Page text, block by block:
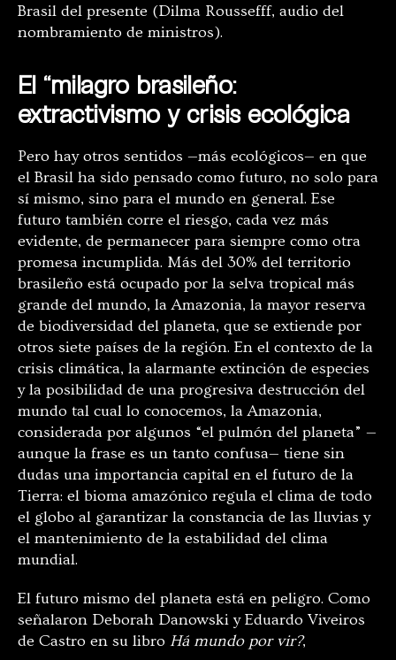
Brasil del presente (Dilma Roussefff, audio del
nombramiento de ministros).
El “milagro brasileño:
extractivismo y crisis ecológica
Pero hay otros sentidos —más ecológicos— en que
el Brasil ha sido pensado como futuro, no solo para
sí mismo, sino para el mundo en general. Ese
futuro también corre el riesgo, cada vez más
evidente, de permanecer para siempre como otra
promesa incumplida. Más del 30% del territorio
brasileño está ocupado por la selva tropical más
grande del mundo, la Amazonia, la mayor reserva
de biodiversidad del planeta, que se extiende por
otros siete países de la región. En el contexto de la
crisis climática, la alarmante extinción de especies
y la posibilidad de una progresiva destrucción del
mundo tal cual lo conocemos, la Amazonia,
considerada por algunos “el pulmón del planeta” —
aunque la frase es un tanto confusa— tiene sin
dudas una importancia capital en el futuro de la
Tierra: el bioma amazónico regula el clima de todo
el globo al garantizar la constancia de las lluvias y
el mantenimiento de la estabilidad del clima
mundial.
El futuro mismo del planeta está en peligro. Como
señalaron Deborah Danowski y Eduardo Viveiros
de Castro en su libro Há mundo por vir?,